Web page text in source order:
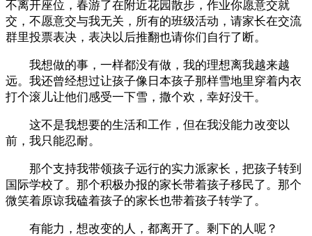
不离开座位，春游了在附近花园散步，作业你愿意交就
交，不愿意交与我无关，所有的班级活动，请家长在交流
群里投票表决，表决以后推翻也请你们自行了断。
我想做的事，一样都没有做，我的理想离我越来越
远。我还曾经想过让孩子像日本孩子那样雪地里穿着内衣
打个滚儿让他们感受一下雪，撒个欢，幸好没干。
这不是我想要的生活和工作，但在我没能力改变以
前，我只能忍耐。
那个支持我带领孩子远行的实力派家长，把孩子转到
国际学校了。那个积极办报的家长带着孩子移民了。那个
微笑着原谅我磕着孩子的家长也带着孩子转学了。
有能力，想改变的人，都离开了。剩下的人呢？